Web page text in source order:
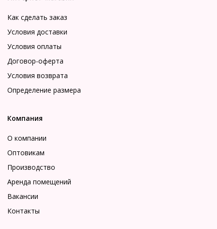
Как сделать заказ
Условия доставки
Условия оплаты
Договор-оферта
Условия возврата
Определение размера
Компания
О компании
Оптовикам
Производство
Аренда помещений
Вакансии
Контакты